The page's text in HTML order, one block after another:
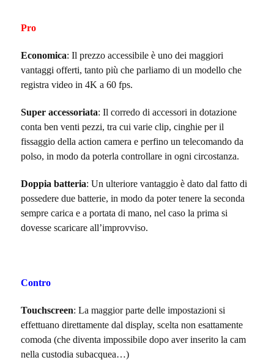
Pro
Economica: Il prezzo accessibile è uno dei maggiori
vantaggi offerti, tanto più che parliamo di un modello che
registra video in 4K a 60 fps.
Super accessoriata: Il corredo di accessori in dotazione
conta ben venti pezzi, tra cui varie clip, cinghie per il
fissaggio della action camera e perfino un telecomando da
polso, in modo da poterla controllare in ogni circostanza.
Doppia batteria: Un ulteriore vantaggio è dato dal fatto di
possedere due batterie, in modo da poter tenere la seconda
sempre carica e a portata di mano, nel caso la prima si
dovesse scaricare all’improvviso.
Contro
Touchscreen: La maggior parte delle impostazioni si
effettuano direttamente dal display, scelta non esattamente
comoda (che diventa impossibile dopo aver inserito la cam
nella custodia subacquea…)